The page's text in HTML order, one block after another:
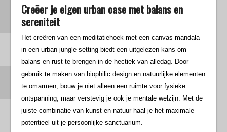
Creëer je eigen urban oase met balans en
sereniteit
Het creëren van een meditatiehoek met een canvas mandala
in een urban jungle setting biedt een uitgelezen kans om
balans en rust te brengen in de hectiek van alledag. Door
gebruik te maken van biophilic design en natuurlijke elementen
te omarmen, bouw je niet alleen een ruimte voor fysieke
ontspanning, maar verstevig je ook je mentale welzijn. Met de
juiste combinatie van kunst en natuur haal je het maximale
potentieel uit je persoonlijke sanctuarium.